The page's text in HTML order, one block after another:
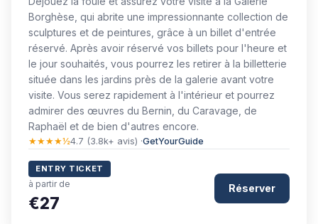
Borghèse, qui abrite une impressionnante collection de
sculptures et de peintures, grâce à un billet d'entrée
réservé. Après avoir réservé vos billets pour l'heure et
le jour souhaités, vous pourrez les retirer à la billetterie
située dans les jardins près de la galerie avant votre
visite. Vous serez rapidement à l'intérieur et pourrez
admirer des œuvres du Bernin, du Caravage, de
Raphaël et de bien d'autres encore.
★★★★½4.7 (3.8k+ avis) ·GetYourGuide
ENTRY TICKET
à partir de
€27
Réserver